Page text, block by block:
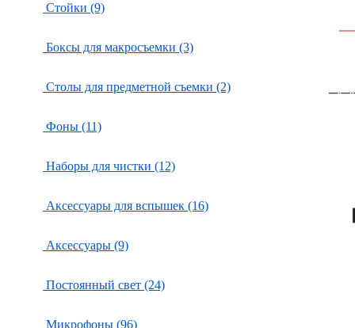
Стойки (9)
Боксы для макросъемки (3)
Столы для предметной съемки (2)
Фоны (11)
Наборы для чистки (12)
Аксессуары для вспышек (16)
Аксессуары (9)
Постоянный свет (24)
Микрофоны (96)